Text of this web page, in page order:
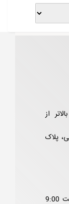
از
پلاک
شنبه تا چهارشنبه ساعت 9:00